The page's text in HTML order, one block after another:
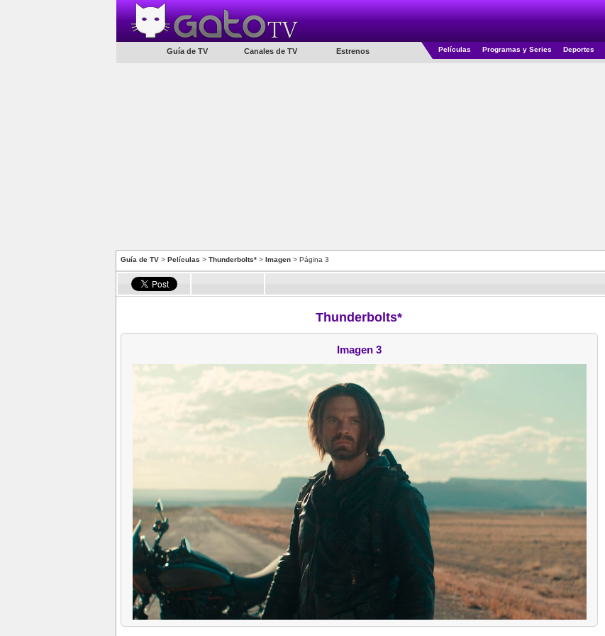
Guía de TV Canales de TV Estrenos Películas Programas y Series Deportes
Guía de TV > Películas > Thunderbolts* > Imagen > Página 3
Thunderbolts*
Imagen 3